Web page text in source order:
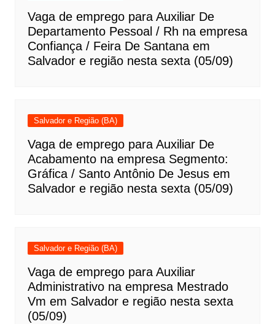
Vaga de emprego para Auxiliar De
Departamento Pessoal / Rh na empresa
Confiança / Feira De Santana em
Salvador e região nesta sexta (05/09)
Salvador e Região (BA)
Vaga de emprego para Auxiliar De
Acabamento na empresa Segmento:
Gráfica / Santo Antônio De Jesus em
Salvador e região nesta sexta (05/09)
Salvador e Região (BA)
Vaga de emprego para Auxiliar
Administrativo na empresa Mestrado
Vm em Salvador e região nesta sexta
(05/09)